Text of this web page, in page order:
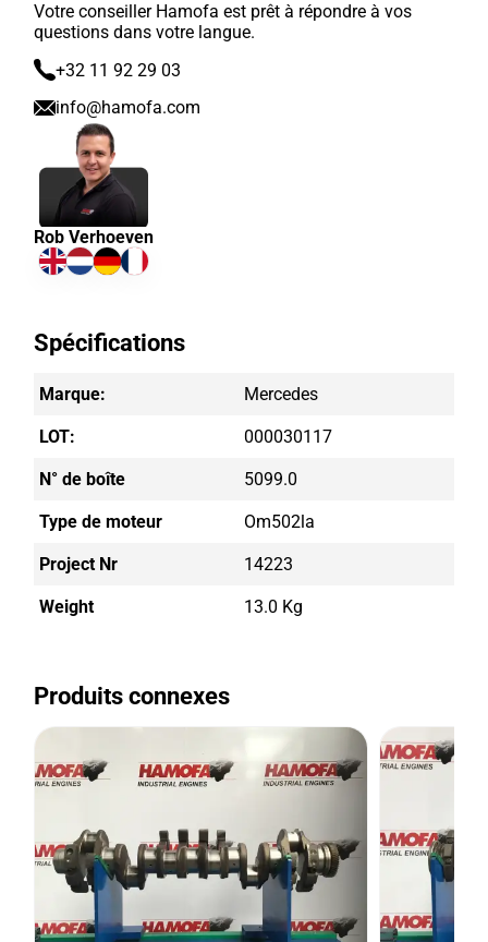
Votre conseiller Hamofa est prêt à répondre à vos
questions dans votre langue.
+32 11 92 29 03
info@hamofa.com
Rob Verhoeven
Spécifications
Marque: Mercedes
LOT: 000030117
N° de boîte 5099.0
Type de moteur Om502la
Project Nr 14223
Weight 13.0 Kg
Produits connexes